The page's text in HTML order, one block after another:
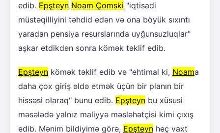
edib. Epşteyn Noam Çomski "iqtisadi
müstəqilliyini təhdid edən və ona böyük sıxıntı
yaradan pensiya resurslarında uyğunsuzluqlar"
aşkar etdikdən sonra kömək təklif edib.
Epşteyn kömək təklif edib və "ehtimal ki, Noama
daha çox giriş əldə etmək üçün bir planın bir
hissəsi olaraq" bunu edib. Epşteyn bu xüsusi
məsələdə yalnız maliyyə məsləhətçisi kimi çıxış
edib. Mənim bildiyimə görə, Epşteyn heç vaxt